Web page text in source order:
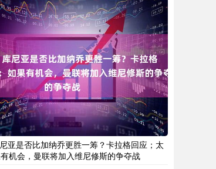
亚是否比加纳乔更胜一筹？卡拉格回应；太
机会，曼联将加入维尼修斯的争夺战